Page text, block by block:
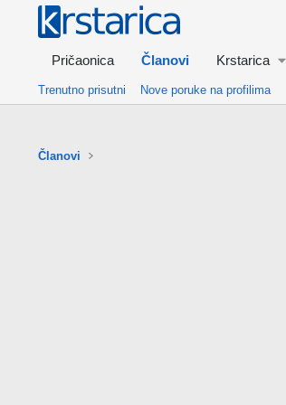
Pričaonica Članovi Krstarica
Trenutno prisutni Nove poruke na profilima
Članovi